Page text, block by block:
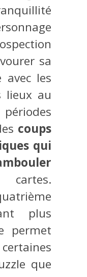
sa
avec les
lieux au
coups
qui
plus
permet
que